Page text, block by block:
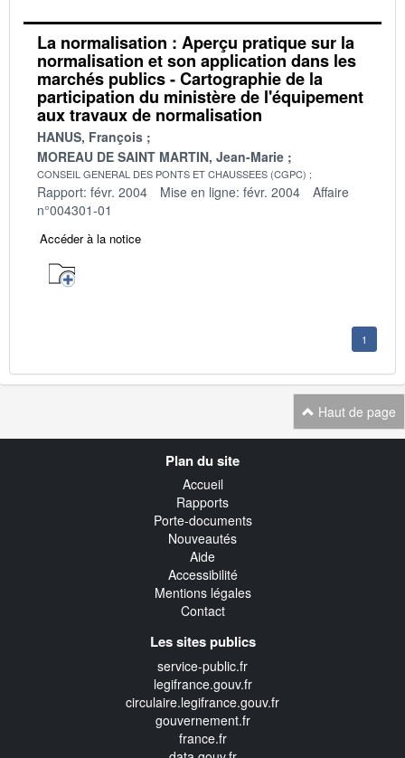
La normalisation : Aperçu pratique sur la
normalisation et son application dans les
marchés publics - Cartographie de la
participation du ministère de l'équipement
aux travaux de normalisation
HANUS, François
MOREAU DE SAINT MARTIN, Jean-Marie
CONSEIL GENERAL DES PONTS ET CHAUSSEES (CGPC)
Rapport: févr. 2004 Mise en ligne: févr. 2004
Affaire
n°004301-01
Accéder à la notice
1
Haut de page
Plan du site
Accueil
Rapports
Porte-documents
Nouveautés
Aide
Accessibilité
Mentions légales
Contact
Les sites publics
service-public.fr
legifrance.gouv.fr
circulaire.legifrance.gouv.fr
gouvernement.fr
france.fr